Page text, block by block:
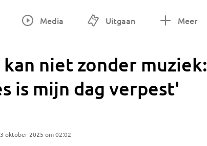
Media Uitgaan Meer
niet zonder muziek:
is mijn dag verpest'
oktober 2025 om 02:02